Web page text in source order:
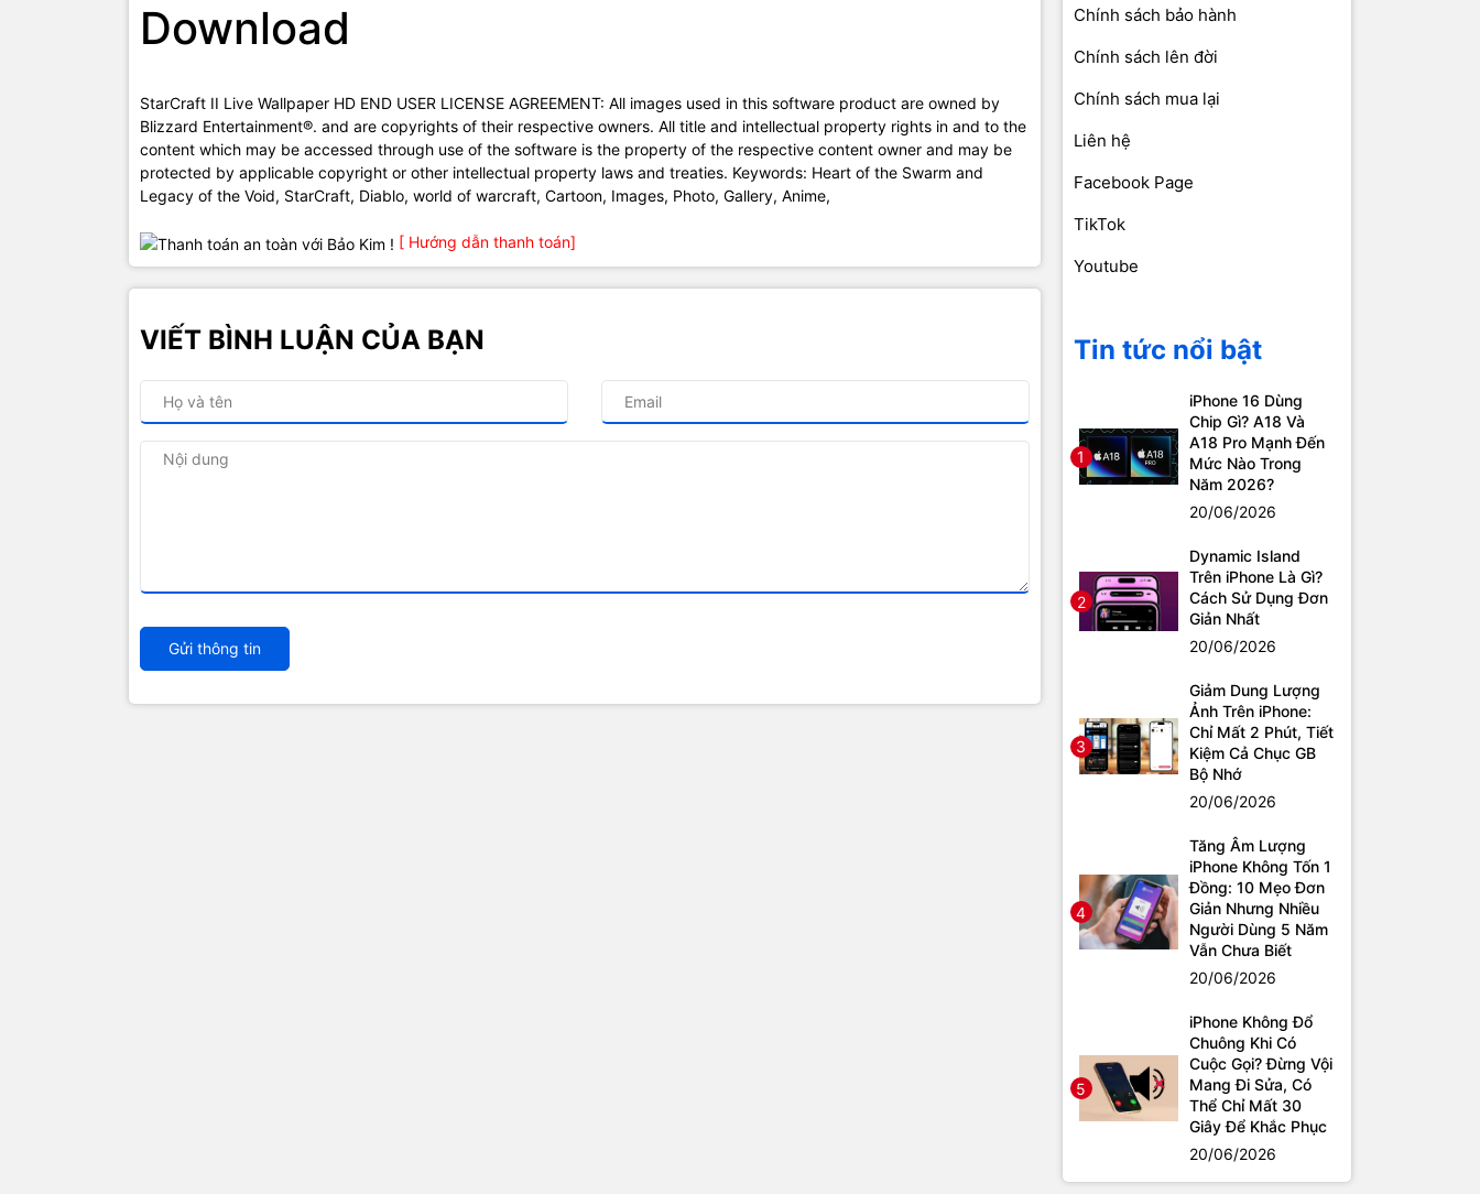
Download
StarCraft II Live Wallpaper HD END USER LICENSE AGREEMENT: All images used in this software product are owned by
Blizzard Entertainment®. and are copyrights of their respective owners. All title and intellectual property rights in and to the
content which may be accessed through use of the software is the property of the respective content owner and may be
protected by applicable copyright or other intellectual property laws and treaties. Keywords: Heart of the Swarm and
Legacy of the Void, StarCraft, Diablo, world of warcraft, Cartoon, Images, Photo, Gallery, Anime,
[ Hướng dẫn thanh toán]
VIẾT BÌNH LUẬN CỦA BẠN
Gửi thông tin
Chính sách bảo hành
Chính sách lên đời
Chính sách mua lại
Liên hệ
Facebook Page
TikTok
Youtube
Tin tức nổi bật
1
iPhone 16 Dùng
Chip Gì? A18 Và
A18 Pro Mạnh Đến
Mức Nào Trong
Năm 2026?
20/06/2026
2
Dynamic Island
Trên iPhone Là Gì?
Cách Sử Dụng Đơn
Giản Nhất
20/06/2026
3
Giảm Dung Lượng
Ảnh Trên iPhone:
Chỉ Mất 2 Phút, Tiết
Kiệm Cả Chục GB
Bộ Nhớ
20/06/2026
4
Tăng Âm Lượng
iPhone Không Tốn 1
Đồng: 10 Mẹo Đơn
Giản Nhưng Nhiều
Người Dùng 5 Năm
Vẫn Chưa Biết
20/06/2026
5
iPhone Không Đổ
Chuông Khi Có
Cuộc Gọi? Đừng Vội
Mang Đi Sửa, Có
Thể Chỉ Mất 30
Giây Để Khắc Phục
20/06/2026